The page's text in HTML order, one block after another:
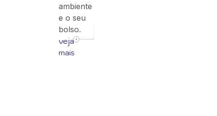
ambiente
e o seu
bolso.
veja
mais